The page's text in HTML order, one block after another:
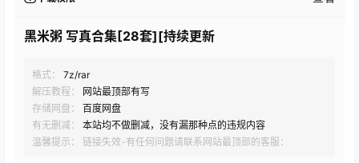
黑米粥 写真合集[28套][持续更新
格式：
7z/rar
解压教程：
网站最顶部有写
存储网盘：
百度网盘
有无删减：
本站均不做删减，没有漏那种点的违规内容
温馨提示： 链接失效-有任何问题请联系网站最顶部的客服：